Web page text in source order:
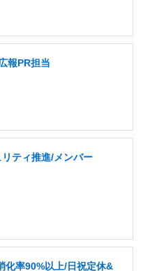
報PR担当
ティ推進/メンバー
化率90%以上/日祝定休&